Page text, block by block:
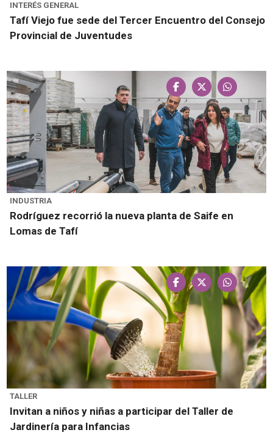
INTERÉS GENERAL
Tafí Viejo fue sede del Tercer Encuentro del Consejo
Provincial de Juventudes
INDUSTRIA
Rodríguez recorrió la nueva planta de Saife en
Lomas de Tafí
TALLER
Invitan a niños y niñas a participar del Taller de
Jardinería para Infancias